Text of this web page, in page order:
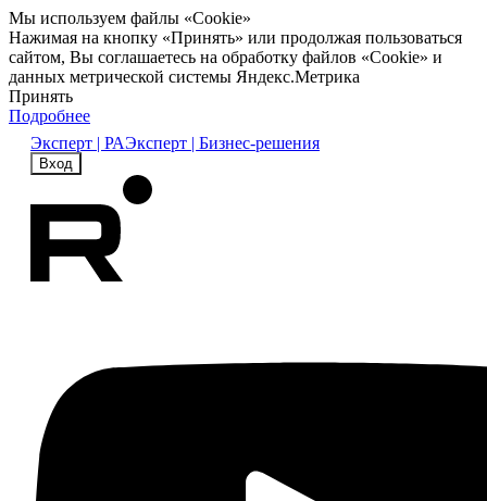
Мы используем файлы «Cookie»
Нажимая на кнопку «Принять» или продолжая пользоваться
сайтом, Вы соглашаетесь на обработку файлов «Cookie» и
данных метрической системы Яндекс.Метрика
Принять
Подробнее
Эксперт | РАЭксперт | Бизнес-решения
Вход